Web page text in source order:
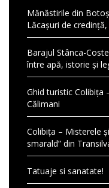
Mănăstirile din
Lăcașuri de
Barajul Stânca-
între apă, istorie și
Ghid turistic Colibița
Călimani
Colibița – Misterele
smarald” din
Tatuaje si sanatate!